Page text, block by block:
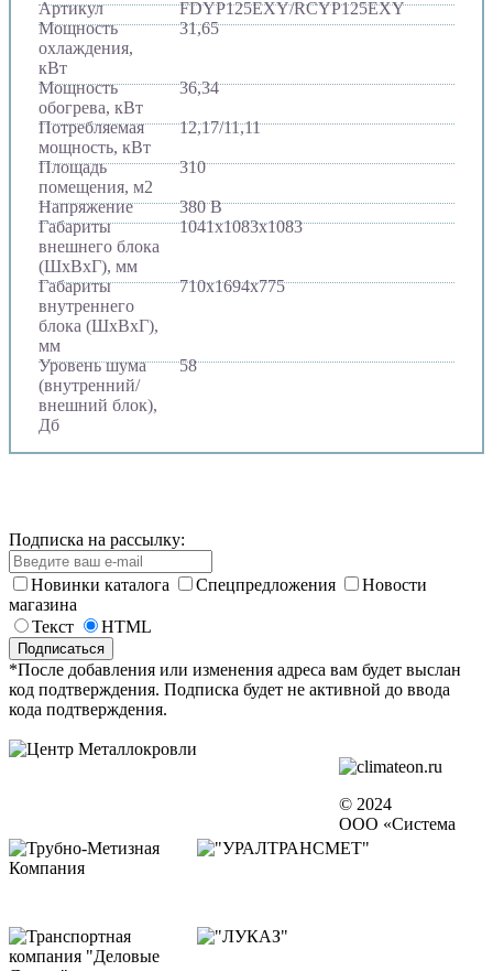
Артикул
FDYP125EXY/RCYP125EXY
Мощность
охлаждения,
кВт
31,65
Мощность
обогрева, кВт
36,34
Потребляемая
мощность, кВт
12,17/11,11
Площадь
помещения, м2
310
Напряжение
380 В
Габариты
внешнего блока
(ШхВхГ), мм
1041х1083х1083
Габариты
внутреннего
блока (ШхВхГ),
мм
710х1694х775
Уровень шума
(внутренний/
внешний блок),
Дб
58
Подписка на рассылку:
Новинки каталога Спецпредложения
Новости
магазина
Текст
HTML
*После добавления или изменения адреса вам будет выслан
код подтверждения. Подписка будет не активной до ввода
кода подтверждения.
© 2024
ООО «Система